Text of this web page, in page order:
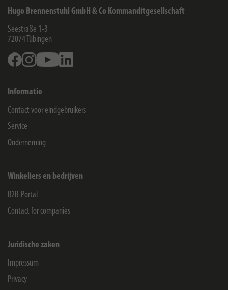
Hugo Brennenstuhl GmbH & Co Kommanditgesellschaft
Seestraße 1-3
72074 Tübingen
FacebookInstagramYoutube
Informatie
Contact voor eindgebruikers
Service
Onderneming
Winkeliers en bedrijven
B2B-Portal
Contact for companies
Juridische zaken
Impressum
Privacy